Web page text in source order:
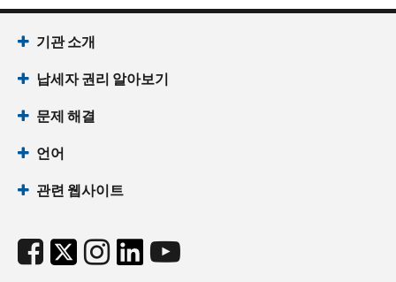
기관 소개
납세자 권리 알아보기
문제 해결
언어
관련 웹사이트